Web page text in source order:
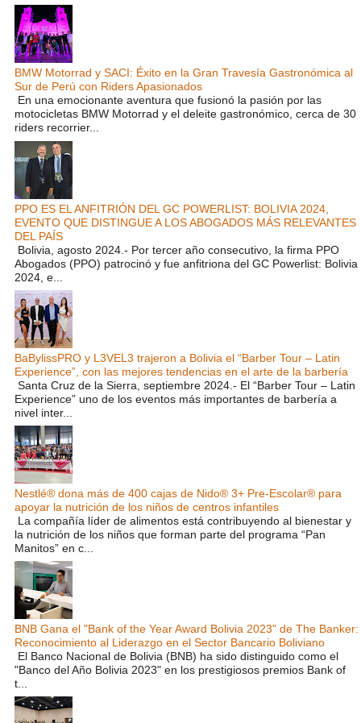
BMW Motorrad y SACI: Éxito en la Gran Travesía Gastronómica al
Sur de Perú con Riders Apasionados
En una emocionante aventura que fusionó la pasión por las
motocicletas BMW Motorrad y el deleite gastronómico, cerca de 30
riders recorrier...
PPO ES EL ANFITRIÓN DEL GC POWERLIST: BOLIVIA 2024,
EVENTO QUE DISTINGUE A LOS ABOGADOS MÁS RELEVANTES
DEL PAÍS
Bolivia, agosto 2024.- Por tercer año consecutivo, la firma PPO
Abogados (PPO) patrocinó y fue anfitriona del GC Powerlist: Bolivia
2024, e...
BaBylissPRO y L3VEL3 trajeron a Bolivia el “Barber Tour – Latin
Experience”, con las mejores tendencias en el arte de la barbería
Santa Cruz de la Sierra, septiembre 2024.- El “Barber Tour – Latin
Experience” uno de los eventos más importantes de barbería a
nivel inter...
Nestlé® dona más de 400 cajas de Nido® 3+ Pre-Escolar® para
apoyar la nutrición de los niños de centros infantiles
La compañía líder de alimentos está contribuyendo al bienestar y
la nutrición de los niños que forman parte del programa “Pan
Manitos” en c...
BNB Gana el "Bank of the Year Award Bolivia 2023" de The Banker:
Reconocimiento al Liderazgo en el Sector Bancario Boliviano
El Banco Nacional de Bolivia (BNB) ha sido distinguido como el
"Banco del Año Bolivia 2023" en los prestigiosos premios Bank of
t...